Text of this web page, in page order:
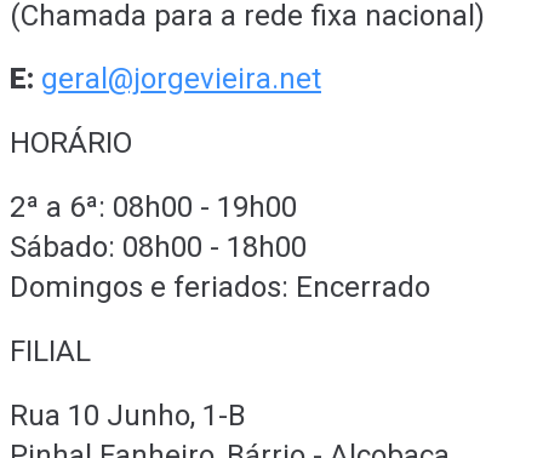
(Chamada para a rede fixa nacional)
E: geral@jorgevieira.net
HORÁRIO
2ª a 6ª: 08h00 - 19h00
Sábado: 08h00 - 18h00
Domingos e feriados: Encerrado
FILIAL
Rua 10 Junho, 1-B